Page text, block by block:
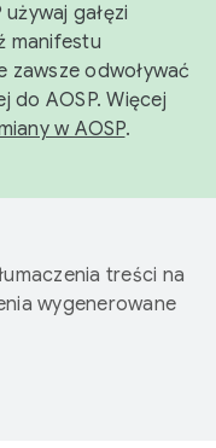
gałęzi
manifestu
zawsze odwoływać
do AOSP. Więcej
w AOSP.
treści na
wygenerowane